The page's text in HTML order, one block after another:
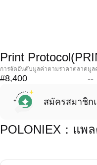
Print
การจัดอันดับมูลค่าตามราคาตลาด
#8,400
มูล
--
สมัครสมาชิก
POLONIEX：แพ